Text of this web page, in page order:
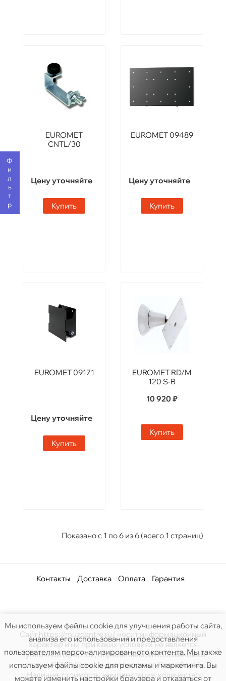
Фильтр
EUROMET
CNTL/30
Цену уточняйте
Купить
EUROMET 09489
Цену уточняйте
Купить
EUROMET 09171
Цену уточняйте
Купить
EUROMET RD/M
120 S-B
10 920 ₽
Купить
Показано с 1 по 6 из 6 (всего 1 страниц)
Контакты Доставка Оплата Гарантия
Сайт https://muzcentre.ru/ носит информационный
характер и ни при каких условиях не является
публичной офертой, определяемой положениями
статьи 437(2) Гражданского кодекса Российской.
Наличие, стоимость, комплектация, количество
Мы используем файлы cookie для улучшения работы сайта,
анализа его использования и предоставления
пользователям персонализированного контента. Мы также
используем файлы cookie для рекламы и маркетинга. Вы
можете изменить настройки браузера и отказаться от